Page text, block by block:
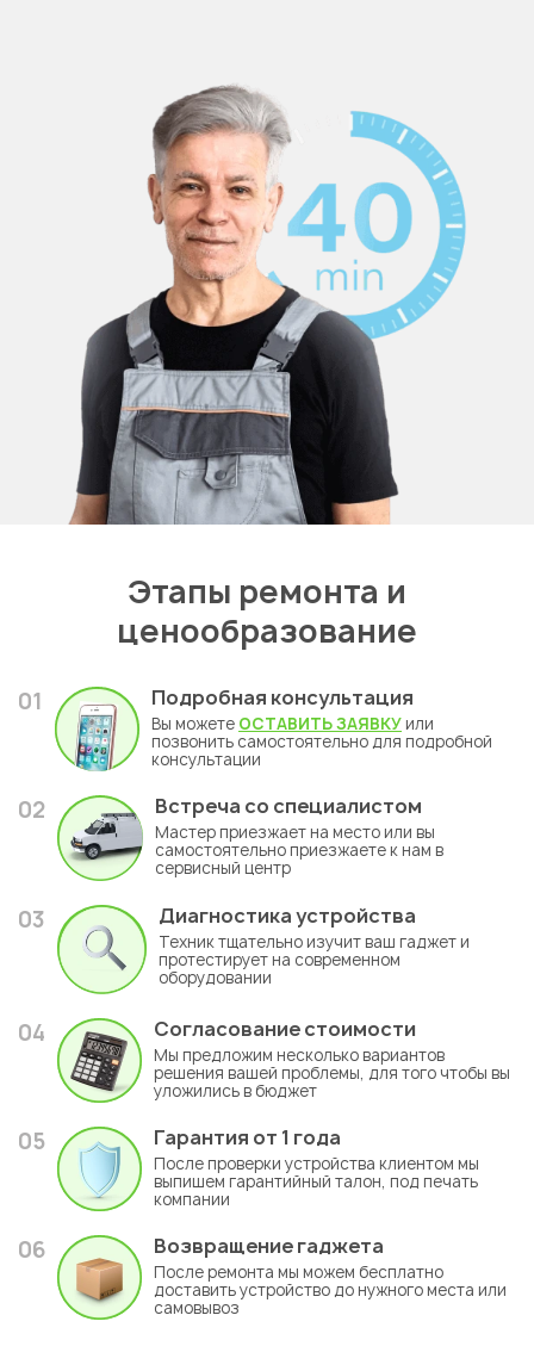
Этапы ремонта и
ценообразование
01 Подробная консультация
Вы можете ОСТАВИТЬ ЗАЯВКУ или
позвонить самостоятельно для подробной
консультации
02 Встреча со специалистом
Мастер приезжает на место или вы
самостоятельно приезжаете к нам в
сервисный центр
03 Диагностика устройства
Техник тщательно изучит ваш гаджет и
протестирует на современном
оборудовании
04 Согласование стоимости
Мы предложим несколько вариантов
решения вашей проблемы, для того чтобы вы
уложились в бюджет
05 Гарантия от 1 года
После проверки устройства клиентом мы
выпишем гарантийный талон, под печать
компании
06 Возвращение гаджета
После ремонта мы можем бесплатно
доставить устройство до нужного места или
самовывоз